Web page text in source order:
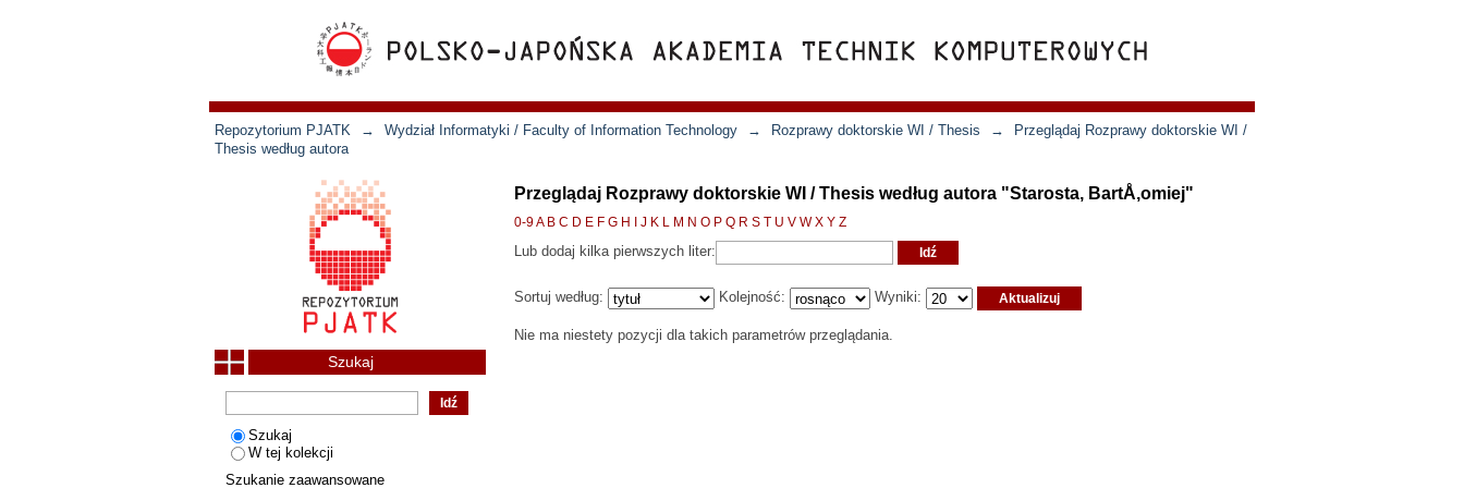
Repozytorium PJATK → Wydział Informatyki / Faculty of Information Technology → Rozprawy doktorskie WI / Thesis →
Przeglądaj Rozprawy doktorskie WI /
Thesis według autora
Przeglądaj Rozprawy doktorskie WI / Thesis według autora "Starosta, BartÅ‚omiej"
0-9A B C D E F G H J K L M N O P Q R S T U V W X Y Z
Lub dodaj kilka pierwszych liter:
Sortuj według: Kolejność: Wyniki:
Nie ma niestety pozycji dla takich parametrów przeglądania.
Szukaj
Szukaj
W tej kolekcji
Szukanie zaawansowane